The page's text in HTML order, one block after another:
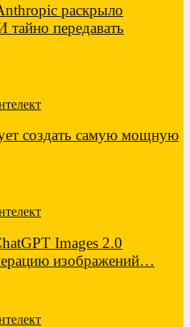
раскрыло
тайно передавать
создать самую мощную
Images 2.0
изображений…